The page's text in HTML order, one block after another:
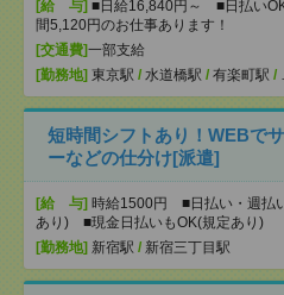
[給 与] ■日給16,840円～ ■日払い
間5,120円のお仕事あります！
[交通費]一部支給
[勤務地] 東京駅 / 水道橋駅 / 有楽町駅 /
短時間シフトあり！WEBで
ーなどの仕分け[派遣]
[給 与] 時給1500円 ■日払い・週払
あり) ■現金日払いもOK(規定あり)
[勤務地] 新宿駅 / 新宿三丁目駅